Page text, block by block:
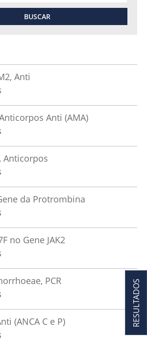
Anti
Anti (AMA)
Anticorpos
da Protrombina
no Gene JAK2
PCR
(ANCA C e P) RESULTADOS